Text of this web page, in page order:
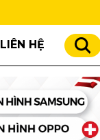
LIÊN HỆ